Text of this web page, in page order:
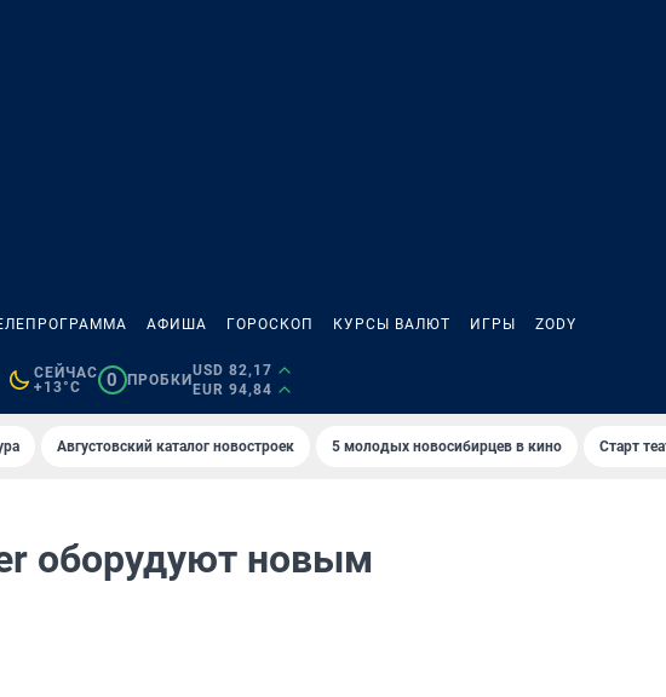
АФИША ГОРОСКОП КУРСЫ ВАЛЮТ ИГРЫ ZODY
СЕЙЧАС
+13°C
0 ПРОБКИ
USD 82,17
EUR 94,84
Августовский каталог новостроек 5 молодых новосибирцев в кино Старт
оборудуют новым